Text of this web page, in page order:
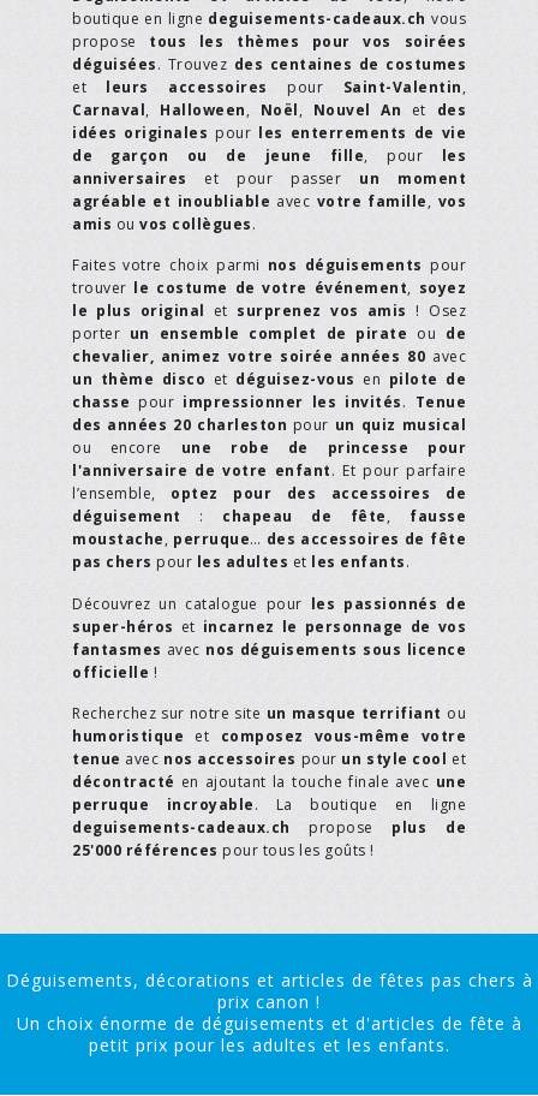
boutique en ligne deguisements-cadeaux.ch vous
propose tous les thèmes pour vos soirées
déguisées. Trouvez des centaines de costumes
et leurs accessoires pour Saint-Valentin,
Carnaval, Halloween, Noël, Nouvel An et des
idées originales pour les enterrements de vie
de garçon ou de jeune fille, pour les
anniversaires et pour passer un moment
agréable et inoubliable avec votre famille, vos
amis ou vos collègues.
Faites votre choix parmi nos déguisements pour
trouver le costume de votre événement, soyez
le plus original et surprenez vos amis ! Osez
porter un ensemble complet de pirate ou de
chevalier, animez votre soirée années 80 avec
un thème disco et déguisez-vous en pilote de
chasse pour impressionner les invités. Tenue
des années 20 charleston pour un quiz musical
ou encore une robe de princesse pour
l'anniversaire de votre enfant. Et pour parfaire
l’ensemble, optez pour des accessoires de
déguisement : chapeau de fête, fausse
moustache, perruque… des accessoires de fête
pas chers pour les adultes et les enfants.
Découvrez un catalogue pour les passionnés de
super-héros et incarnez le personnage de vos
fantasmes avec nos déguisements sous licence
officielle !
Recherchez sur notre site un masque terrifiant ou
humoristique et composez vous-même votre
tenue avec nos accessoires pour un style cool et
décontracté en ajoutant la touche finale avec une
perruque incroyable. La boutique en ligne
deguisements-cadeaux.ch propose plus de
25'000 références pour tous les goûts !
Déguisements, décorations et articles de fêtes pas chers à
prix canon !
Un choix énorme de déguisements et d'articles de fête à
petit prix pour les adultes et les enfants.